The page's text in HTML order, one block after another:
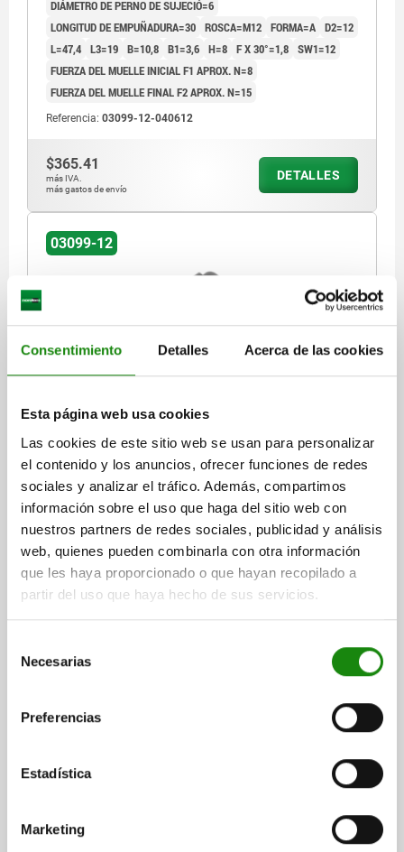
Consentimiento Detalles Acerca de las cookies
Esta página web usa cookies
Las cookies de este sitio web se usan para personalizar
el contenido y los anuncios, ofrecer funciones de redes
sociales y analizar el tráfico. Además, compartimos
información sobre el uso que haga del sitio web con
nuestros partners de redes sociales, publicidad y análisis
web, quienes pueden combinarla con otra información
que les haya proporcionado o que hayan recopilado a
partir del uso que haya hecho de sus servicios.
Necesarias
Preferencias
Estadística
Marketing
DIÁMETRO DE PERNO DE SUJECIÓ=6
LONGITUD DE EMPUÑADURA=30 ROSCA=M12 FORMA=A D2=12
L=47,4 L3=19 B=10,8 B1=3,6 H=8 F X 30°=1,8 SW1=12
FUERZA DEL MUELLE INICIAL F1 APROX. N=8
FUERZA DEL MUELLE FINAL F2 APROX. N=15
Referencia: 03099-12-040612
$365.41
más IVA.
más gastos de envío
DETALLES
03099-12
M10X1, SW1=10, FORMA:A, SIN TAPA SIN
DIÁMETRO DE PERNO DE SUJECIÓ=5
LONGITUD DE EMPUÑADURA=25 ROSCA=M10X1 FORMA=A
D2=10
L=38,5 L3=15 B=9 B1=3 H=6 F X 30°=1,3
SW1=10
FUERZA DEL MUELLE INICIAL F1 APROX. N=8
FUERZA DEL MUELLE FINAL F2 APROX. N=14
Referencia: 03099-12-0405101
$359.10